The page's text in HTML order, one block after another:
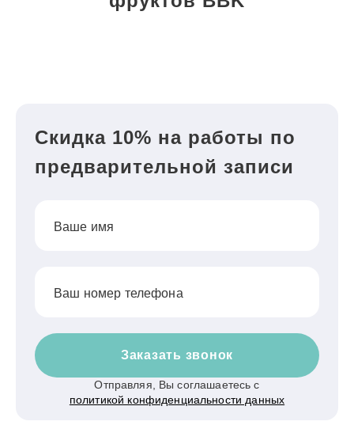
Скидка 10% на работы по
предварительной записи
Ваше имя
Ваш номер телефона
Заказать звонок
Отправляя, Вы соглашаетесь с
политикой конфиденциальности данных